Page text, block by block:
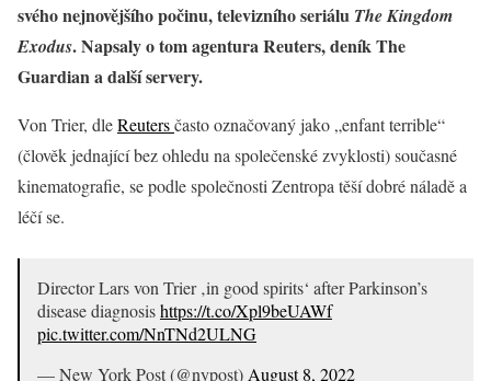
svého nejnovějšího počinu, televizního seriálu The Kingdom
Exodus. Napsaly o tom agentura Reuters, deník The
Guardian a další servery.
Von Trier, dleReutersčasto označovaný jako „enfant terrible“
(člověk jednající bez ohledu na společenské zvyklosti) současné
kinematografie, se podle společnosti Zentropa těší dobré náladě a
léčí se.
Director Lars von Trier ‚in good spirits‘ after Parkinson’s
disease diagnosishttps://t.co/Xpl9beUAWf
pic.twitter.com/NnTNd2ULNG
— New York Post (@nypost) August 8, 2022